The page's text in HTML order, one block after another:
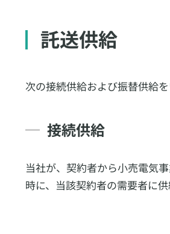
託送供給
次の接続供給および振替供給を
接続供給
当社が、契約者から小売電気
時に、当該契約者の需要者に